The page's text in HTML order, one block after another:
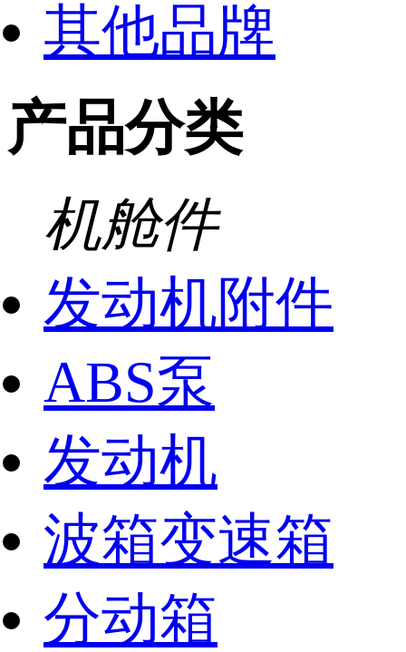
其他品牌
产品分类
机舱件
发动机附件
ABS泵
发动机
波箱变速箱
分动箱